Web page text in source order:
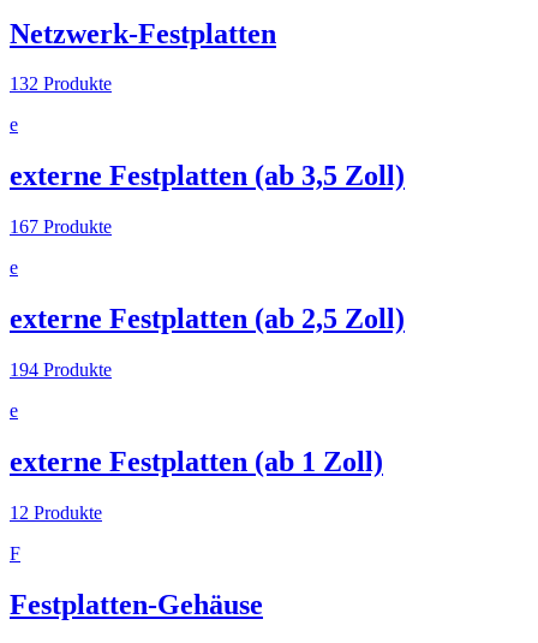
Netzwerk-Festplatten
132 Produkte
e
externe Festplatten (ab 3,5 Zoll)
167 Produkte
e
externe Festplatten (ab 2,5 Zoll)
194 Produkte
e
externe Festplatten (ab 1 Zoll)
12 Produkte
F
Festplatten-Gehäuse